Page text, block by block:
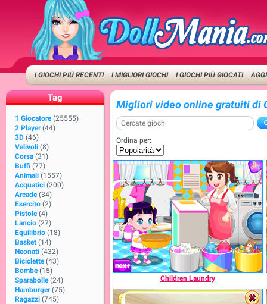
I GIOCHI PIÙ RECENTI I MIGLIORI GIOCHI I GIOCHI PIÙ GIOCATI
Tag
1 Giocatore (25555)
2 Player (44)
3D (46)
Velivoli (8)
Corsa (31)
Buffi (77)
Animali (1557)
Acquatici (200)
Arcade (34)
Esercito (2)
Pistole (4)
Lancio (27)
Equilibrio (18)
Basket (14)
Neonati (432)
Biciclette (43)
Bombe (15)
Sparabolle (24)
Hamburger (75)
Ragazzi (745)
Migliori video online gratuiti di
Ordina per:
Children Laundry